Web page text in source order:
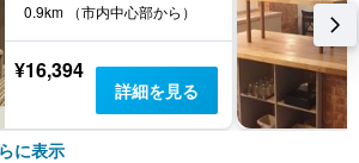
0.9km （市内中心部から）
¥16,394
詳細を見る
に表示